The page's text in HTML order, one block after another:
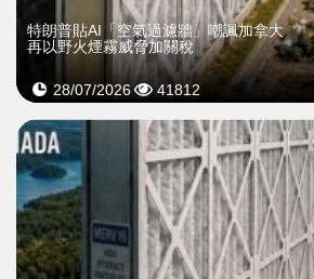
特朗普貼AI「空氣過濾牆」嘲諷加拿大
再以野火煙霧威脅加關稅
28/07/2026 41812